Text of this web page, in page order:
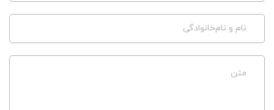
نام و نام‌خانوادگی
متن